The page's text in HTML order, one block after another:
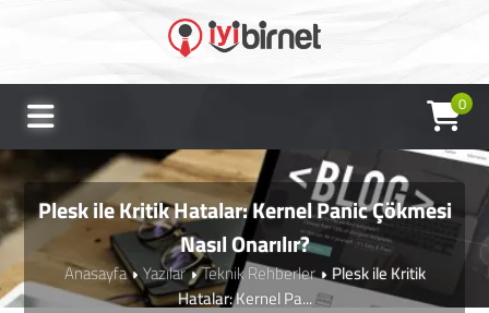
0
Plesk ile Kritik Hatalar: Kernel Panic Çökmesi
Nasıl Onarılır?
Anasayfa Yazılar Teknik Rehberler
Plesk ile Kritik
Hatalar: Kernel Pa...